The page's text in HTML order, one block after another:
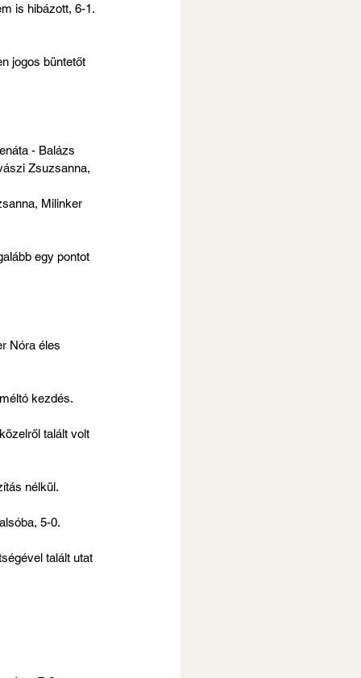
is hibázott, 6-1.
jogos büntetőt
- Balázs
Zsuzsanna,
Milinker
egy pontot
Nóra éles
kezdés.
talált volt
nélkül.
5-0.
talált utat